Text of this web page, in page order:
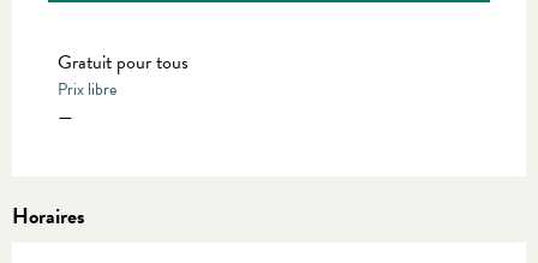
Gratuit pour tous
Prix libre
—
Horaires